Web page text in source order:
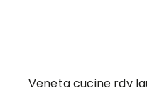
Veneta cucine rdv